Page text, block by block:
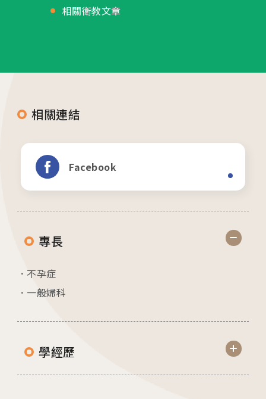
/Taichung
門診異動
相關衛教文章
相關連結
Facebook
專長
不孕症
一般婦科
學經歷